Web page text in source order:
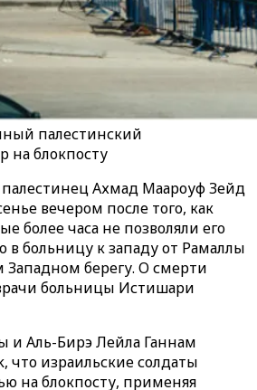
палестинский
на блокпосту
Ахмад Маароуф Зейд
вечером после того, как
более часа не позволяли его
в больницу к западу от Рамаллы
Западном берегу. О смерти
больницы Истишари
и Аль-Бирэ Лейла Ганнам
что израильские солдаты
на блокпосту, применяя